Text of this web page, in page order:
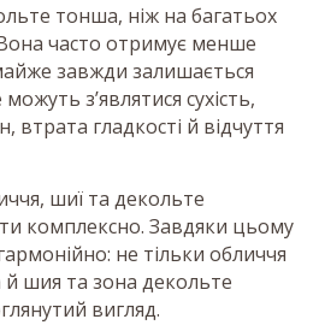
тонша, ніж на багатьох
Вона часто отримує менше
завжди залишається
з’являтися сухість,
втрата гладкості й відчуття
шиї та декольте
комплексно. Завдяки цьому
не тільки обличчя
шия та зона декольте
вигляд.